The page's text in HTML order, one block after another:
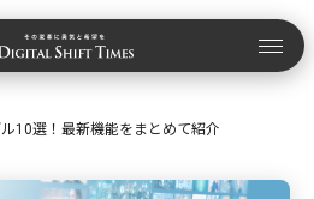
10選！最新機能をまとめて紹介